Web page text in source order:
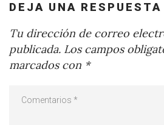
DEJA UNA RESPUESTA
Tu dirección de correo
publicada. Los campos
marcados con *